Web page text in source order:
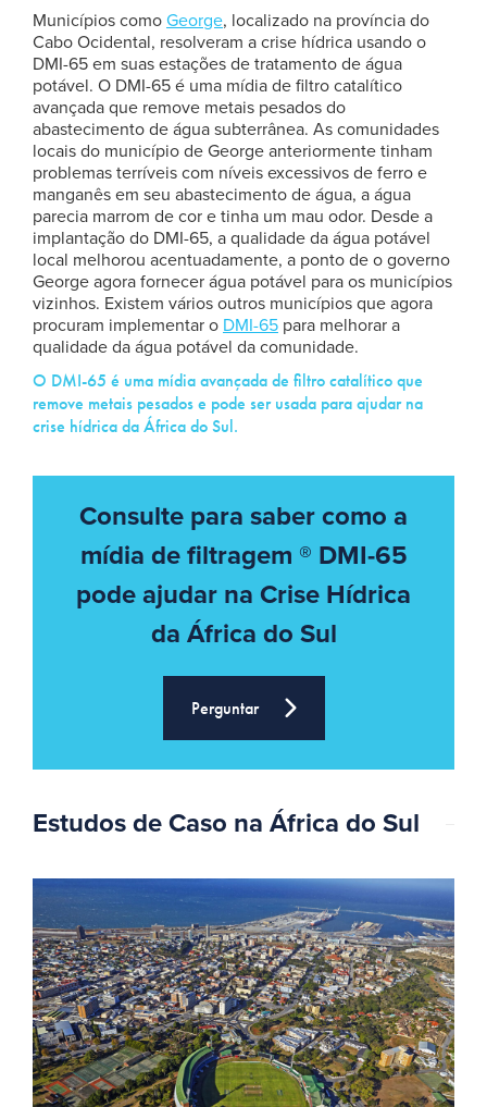
Municípios como George, localizado na província do
Cabo Ocidental, resolveram a crise hídrica usando o
DMI-65 em suas estações de tratamento de água
potável. O DMI-65 é uma mídia de filtro catalítico
avançada que remove metais pesados do
abastecimento de água subterrânea. As comunidades
locais do município de George anteriormente tinham
problemas terríveis com níveis excessivos de ferro e
manganês em seu abastecimento de água, a água
parecia marrom de cor e tinha um mau odor. Desde a
implantação do DMI-65, a qualidade da água potável
local melhorou acentuadamente, a ponto de o governo
George agora fornecer água potável para os municípios
vizinhos. Existem vários outros municípios que agora
procuram implementar o DMI-65 para melhorar a
qualidade da água potável da comunidade.
O DMI-65 é uma mídia avançada de filtro catalítico que
remove metais pesados e pode ser usada para ajudar na
crise hídrica da África do Sul.
Consulte para saber como a
mídia de filtragem ® DMI-65
pode ajudar na Crise Hídrica
da África do Sul
Perguntar
Estudos de Caso na África do Sul